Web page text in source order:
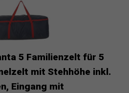
5 Familienzelt für 5
mit Stehhöhe inkl.
Eingang mit